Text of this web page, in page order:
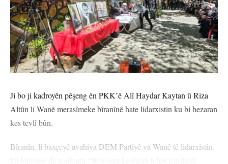
Ji bo ji kadroyên pêşeng ên PKK’ê Alî Haydar Kaytan û Riza
Altûn li Wanê merasîmeke bîranînê hate lidarxistin ku bi hezaran
kes tevlî bûn.
Bîranîn, li baxçeyê avahiya DEM Partiyê ya Wanê tê lidarxistin.